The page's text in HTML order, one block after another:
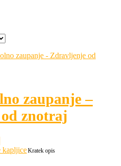
zaupanje –
znotraj
Kratek opis